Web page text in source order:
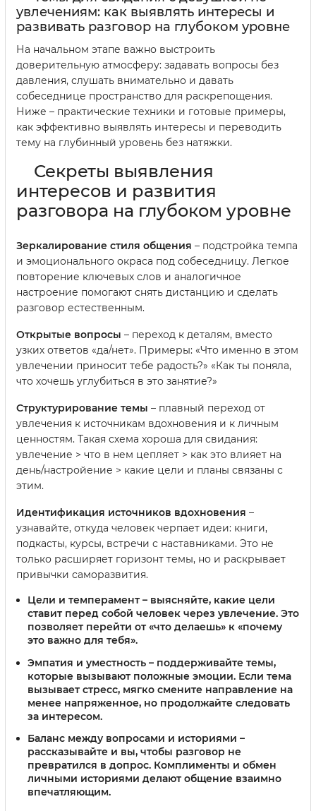
увлечениям: как выявлять интересы и
развивать разговор на глубоком уровне
На начальном этапе важно выстроить
доверительную атмосферу: задавать вопросы без
давления, слушать внимательно и давать
собеседнице пространство для раскрепощения.
Ниже – практические техники и готовые примеры,
как эффективно выявлять интересы и переводить
тему на глубинный уровень без натяжки.
Секреты выявления
интересов и развития
разговора на глубоком уровне
Зеркалирование стиля общения – подстройка темпа
и эмоционального окраса под собеседницу. Легкое
повторение ключевых слов и аналогичное
настроение помогают снять дистанцию и сделать
разговор естественным.
Открытые вопросы – переход к деталям, вместо
узких ответов «да/нет». Примеры: «Что именно в этом
увлечении приносит тебе радость?» «Как ты поняла,
что хочешь углубиться в это занятие?»
Структурирование темы – плавный переход от
увлечения к источникам вдохновения и к личным
ценностям. Такая схема хороша для свидания:
увлечение > что в нем цепляет > как это влияет на
день/настройение > какие цели и планы связаны с
этим.
Идентификация источников вдохновения –
узнавайте, откуда человек черпает идеи: книги,
подкасты, курсы, встречи с наставниками. Это не
только расширяет горизонт темы, но и раскрывает
привычки саморазвития.
Цели и темперамент – выясняйте, какие цели
ставит перед собой человек через увлечение. Это
позволяет перейти от «что делаешь» к «почему
это важно для тебя».
Эмпатия и уместность – поддерживайте темы,
которые вызывают положные эмоции. Если тема
вызывает стресс, мягко смените направление на
менее напряженное, но продолжайте следовать
за интересом.
Баланс между вопросами и историями –
рассказывайте и вы, чтобы разговор не
превратился в допрос. Комплименты и обмен
личными историями делают общение взаимно
впечатляющим.